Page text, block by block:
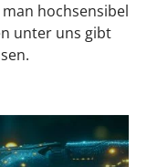
oderhochsensibel
unter uns gibt